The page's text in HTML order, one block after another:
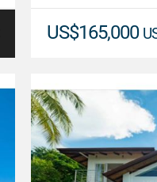
US$165,000